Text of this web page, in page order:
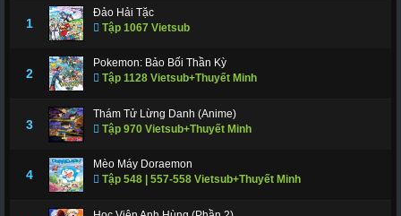
1
Đảo Hải Tặc
Tập 1067 Vietsub
2
Pokemon: Bảo Bối Thần Kỳ
Tập 1128 Vietsub+Thuyết Minh
3
Thám Tử Lừng Danh (Anime)
Tập 970 Vietsub+Thuyết Minh
4
Mèo Máy Doraemon
Tập 548 | 557-558 Vietsub+Thuyết Minh